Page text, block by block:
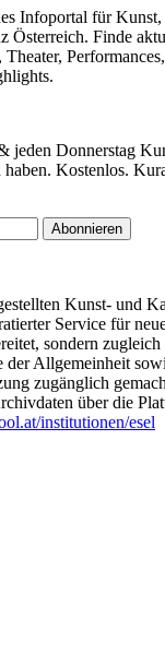
atmosphärischen
vivant zugleich.
auf die
Menü, das
des Tisches
Ergänzt wird das
Lesungen und
Tag
zu stellen.
by Popchop, versteht
Esskultur,
im
und Oktober
Handschrift —
aus Raum, Food
als
Einblick in
und
erlebt
Der Vater weist
sowie dem
Infoportal für
Österreich. Finde
jeden Donnerstag
Kostenlos.
Abonnieren
Kunst- und
Service für
sondern
der Allgemeinheit
zugänglich
über die
institutionen/esel